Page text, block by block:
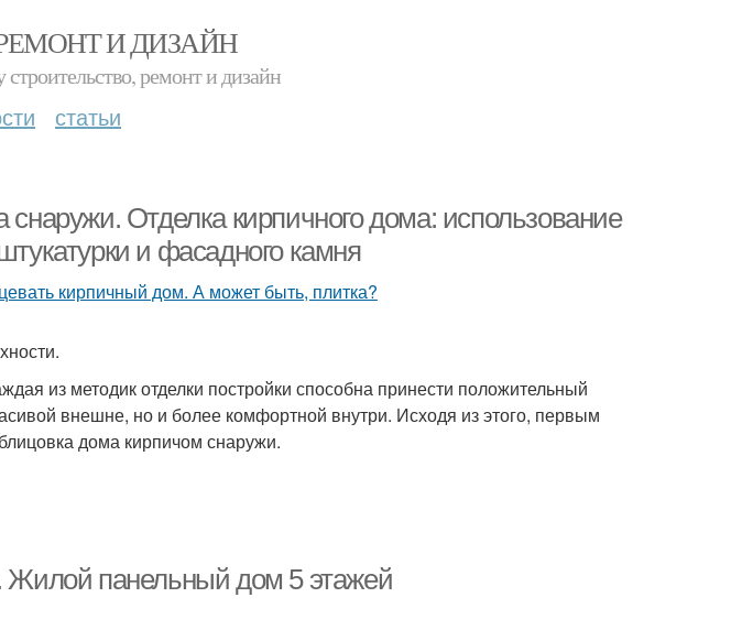
И ДИЗАЙН
ремонт и дизайн
статьи
снаружи. Отделка кирпичного дома: использование
и фасадного камня
из методик отделки постройки способна принести положительный
внешне, но и более комфортной внутри. Исходя из этого, первым
дома кирпичом снаружи.
панельный дом 5 этажей